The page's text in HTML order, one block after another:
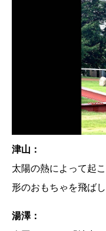
津山：
太陽の熱によって起
形のおもちゃを飛ば
湯澤：